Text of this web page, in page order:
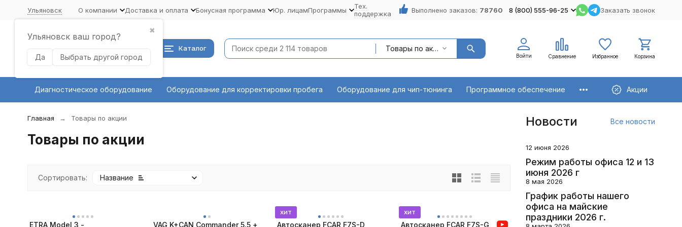
Ульяновск
✖
Ульяновск ваш город?
Да Выбрать другой город
О компании Доставка и оплата Бонусная программа Юр. лицамПрограммы
Тех.
поддержка
Выполнено заказов: 78760 8 (800) 555-96-25 Заказать звонок
Каталог Товары по акции
Войти Сравнение Избранное Корзина
Диагностическое оборудование Оборудование для корректировки пробега Оборудование для чип-тюнинга Программное обеспечение Акции
Главная Товары по акции
Товары по акции
Сортировать: Название
ETRA Model 3 -
VAG K+CAN Commander 5.5 +
хит
Автосканер FCAR F7S-D
хит
Автосканер FCAR F7S-G
Новости Все новости
12 июня 2026
Режим работы офиса 12 и 13
июня 2026 г
8 мая 2026
График работы нашего
офиса на майские
праздники 2026 г.